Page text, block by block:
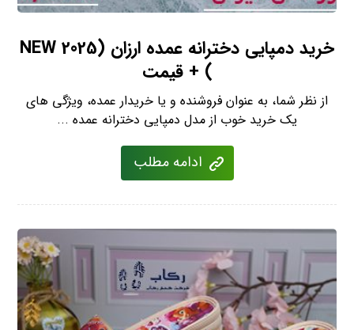
خرید دمپایی دخترانه عمده ارزان (NEW 2025
) + قیمت
از نظر شما، به عنوان فروشنده و یا خریدار عمده، ویژگی های
یک خرید خوب از مدل دمپایی دخترانه عمده ...
ادامه مطلب